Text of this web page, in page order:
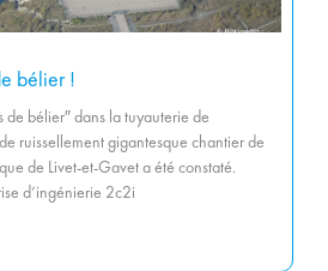
bélier !
de bélier″ dans la tuyauterie de
ruissellement gigantesque chantier de
de Livet-et-Gavet a été constaté.
d’ingénierie 2c2i